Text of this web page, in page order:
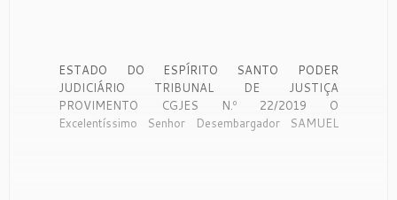
ESTADO DO ESPÍRITO SANTO PODER
JUDICIÁRIO TRIBUNAL DE JUSTIÇA
PROVIMENTO CGJES N.º 22/2019 O
Excelentíssimo Senhor Desembargador SAMUEL